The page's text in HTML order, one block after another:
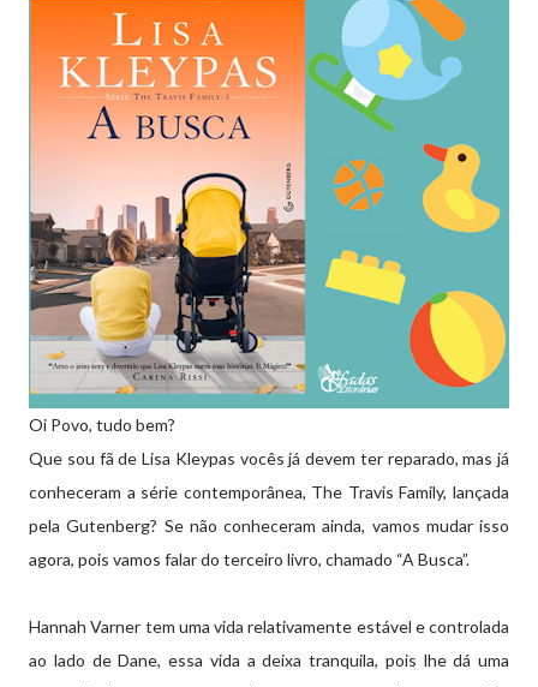
Oi Povo, tudo bem?
Que sou fã de Lisa Kleypas vocês já devem ter reparado, mas já
conheceram a série contemporânea, The Travis Family, lançada
pela Gutenberg? Se não conheceram ainda, vamos mudar isso
agora, pois vamos falar do terceiro livro, chamado “A Busca”.
Hannah Varner tem uma vida relativamente estável e controlada
ao lado de Dane, essa vida a deixa tranquila, pois lhe dá uma